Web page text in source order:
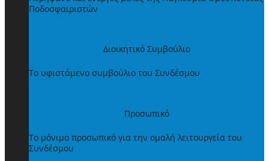
Ποδοσφαιριστών
Διοικητικό Συμβούλιο
Το υφιστάμενο συμβούλιο του Συνδέσμου
Προσωπικό
Το μόνιμο προσωπικό για την ομαλή λειτουργεία του
Συνδέσμου